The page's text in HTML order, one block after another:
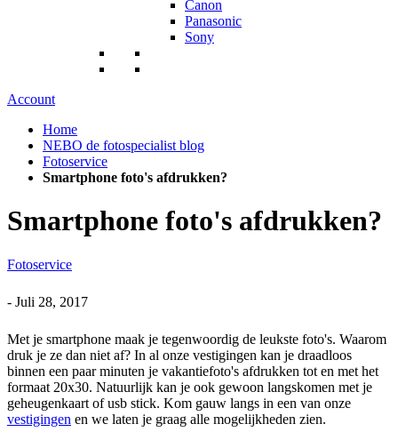
Canon
Panasonic
Sony
Account
Home
NEBO de fotospecialist blog
Fotoservice
Smartphone foto's afdrukken?
Smartphone foto's afdrukken?
Fotoservice
- Juli 28, 2017
Met je smartphone maak je tegenwoordig de leukste foto's. Waarom
druk je ze dan niet af? In al onze vestigingen kan je draadloos
binnen een paar minuten je vakantiefoto's afdrukken tot en met het
formaat 20x30. Natuurlijk kan je ook gewoon langskomen met je
geheugenkaart of usb stick. Kom gauw langs in een van onze
vestigingen en we laten je graag alle mogelijkheden zien.